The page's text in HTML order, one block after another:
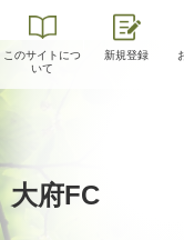
このサイトにつ
いて
新規登録
大府FC